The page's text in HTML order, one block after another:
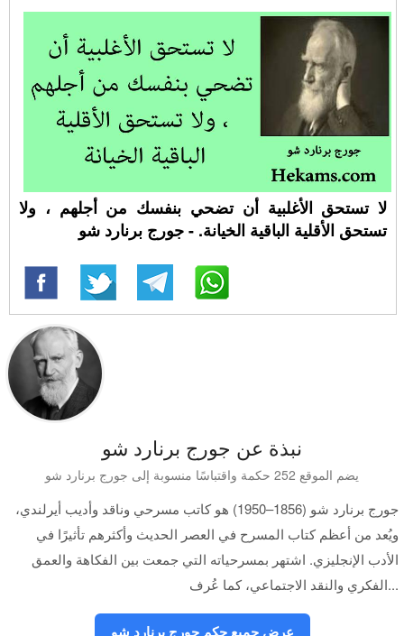
لا تستحق الأغلبية أن تضحي بنفسك من أجلهم ، ولا
تستحق الأقلية الباقية الخيانة. - جورج برنارد شو
نبذة عن جورج برنارد شو
يضم الموقع 252 حكمة واقتباسًا منسوبة إلى جورج برنارد شو
جورج برنارد شو (1856–1950) هو كاتب مسرحي وناقد وأديب أيرلندي،
ويُعد من أعظم كتاب المسرح في العصر الحديث وأكثرهم تأثيرًا في
الأدب الإنجليزي. اشتهر بمسرحياته التي جمعت بين الفكاهة والعمق
الفكري والنقد الاجتماعي، كما عُرف...
عرض جميع حكم جورج برنارد شو